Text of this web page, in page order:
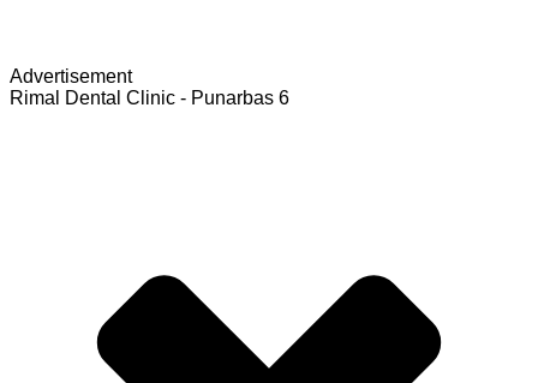
Advertisement
Rimal Dental Clinic - Punarbas 6